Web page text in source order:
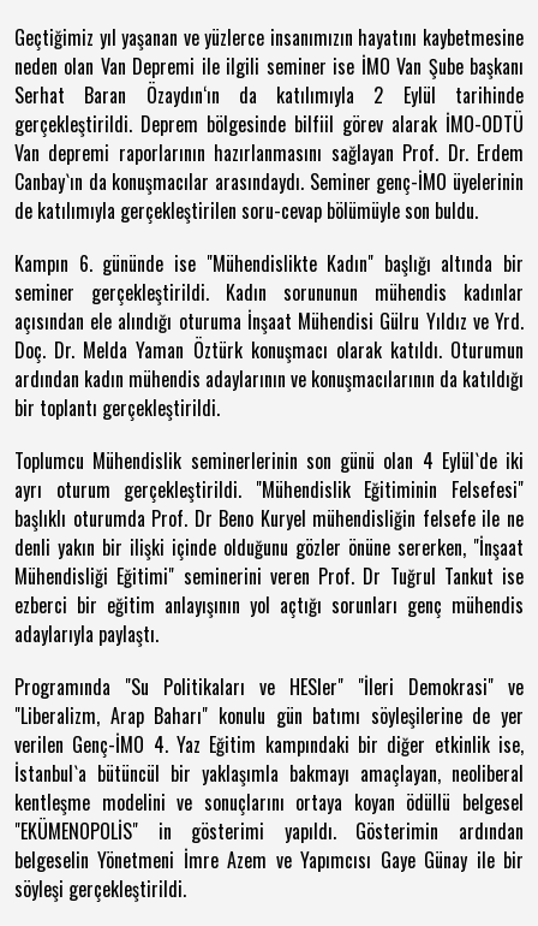
Geçtiğimiz yıl yaşanan ve yüzlerce insanımızın hayatını kaybetmesine
neden olan Van Depremi ile ilgili seminer ise İMO Van Şube başkanı
Serhat Baran Özaydın‘ın da katılımıyla 2 Eylül tarihinde
gerçekleştirildi. Deprem bölgesinde bilfiil görev alarak İMO-ODTÜ
Van depremi raporlarının hazırlanmasını sağlayan Prof. Dr. Erdem
Canbay`ın da konuşmacılar arasındaydı. Seminer genç-İMO üyelerinin
de katılımıyla gerçekleştirilen soru-cevap bölümüyle son buldu.
Kampın 6. gününde ise "Mühendislikte Kadın" başlığı altında bir
seminer gerçekleştirildi. Kadın sorununun mühendis kadınlar
açısından ele alındığı oturuma İnşaat Mühendisi Gülru Yıldız ve Yrd.
Doç. Dr. Melda Yaman Öztürk konuşmacı olarak katıldı. Oturumun
ardından kadın mühendis adaylarının ve konuşmacılarının da katıldığı
bir toplantı gerçekleştirildi.
Toplumcu Mühendislik seminerlerinin son günü olan 4 Eylül`de iki
ayrı oturum gerçekleştirildi. "Mühendislik Eğitiminin Felsefesi"
başlıklı oturumda Prof. Dr Beno Kuryel mühendisliğin felsefe ile ne
denli yakın bir ilişki içinde olduğunu gözler önüne sererken, "İnşaat
Mühendisliği Eğitimi" seminerini veren Prof. Dr Tuğrul Tankut ise
ezberci bir eğitim anlayışının yol açtığı sorunları genç mühendis
adaylarıyla paylaştı.
Programında "Su Politikaları ve HESler" "İleri Demokrasi" ve
"Liberalizm, Arap Baharı" konulu gün batımı söyleşilerine de yer
verilen Genç-İMO 4. Yaz Eğitim kampındaki bir diğer etkinlik ise,
İstanbul`a bütüncül bir yaklaşımla bakmayı amaçlayan, neoliberal
kentleşme modelini ve sonuçlarını ortaya koyan ödüllü belgesel
"EKÜMENOPOLİS" in gösterimi yapıldı. Gösterimin ardından
belgeselin Yönetmeni İmre Azem ve Yapımcısı Gaye Günay ile bir
söyleşi gerçekleştirildi.